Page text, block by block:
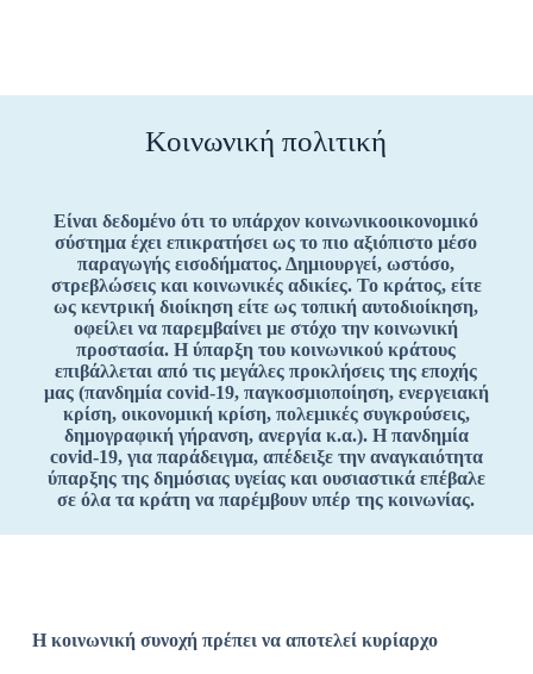
Κοινωνική πολιτική
Είναι δεδομένο ότι το υπάρχον κοινωνικοοικονομικό
σύστημα έχει επικρατήσει ως το πιο αξιόπιστο μέσο
παραγωγής εισοδήματος. Δημιουργεί, ωστόσο,
στρεβλώσεις και κοινωνικές αδικίες. Το κράτος, είτε
ως κεντρική διοίκηση είτε ως τοπική αυτοδιοίκηση,
οφείλει να παρεμβαίνει με στόχο την κοινωνική
προστασία. Η ύπαρξη του κοινωνικού κράτους
επιβάλλεται από τις μεγάλες προκλήσεις της εποχής
μας (πανδημία covid-19, παγκοσμιοποίηση, ενεργειακή
κρίση, οικονομική κρίση, πολεμικές συγκρούσεις,
δημογραφική γήρανση, ανεργία κ.α.). Η πανδημία
covid-19, για παράδειγμα, απέδειξε την αναγκαιότητα
ύπαρξης της δημόσιας υγείας και ουσιαστικά επέβαλε
σε όλα τα κράτη να παρέμβουν υπέρ της κοινωνίας.
Η κοινωνική συνοχή πρέπει να αποτελεί κυρίαρχο